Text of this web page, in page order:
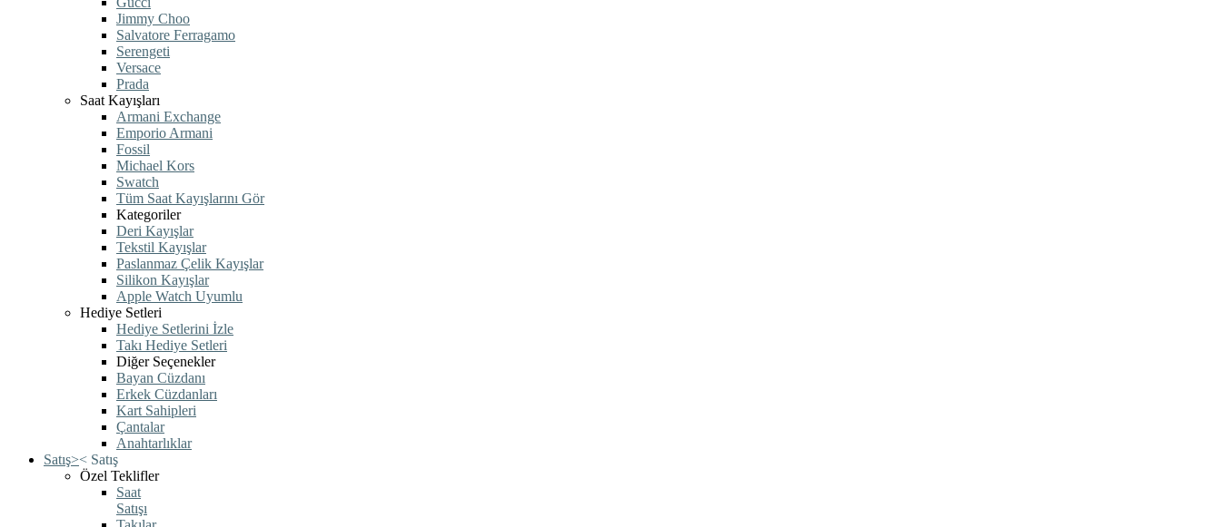
Jimmy Choo
Salvatore Ferragamo
Serengeti
Versace
Prada
Saat Kayışları
Armani Exchange
Emporio Armani
Fossil
Michael Kors
Swatch
Tüm Saat Kayışlarını Gör
Kategoriler
Deri Kayışlar
Tekstil Kayışlar
Paslanmaz Çelik Kayışlar
Silikon Kayışlar
Apple Watch Uyumlu
Hediye Setleri
Hediye Setlerini İzle
Takı Hediye Setleri
Diğer Seçenekler
Bayan Cüzdanı
Erkek Cüzdanları
Kart Sahipleri
Çantalar
Anahtarlıklar
Satış>< Satış
Özel Teklifler
Saat
Satışı